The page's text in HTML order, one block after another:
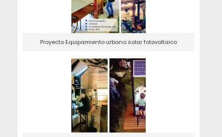
Proyecto Equipamiento urbano solar fotovoltaico